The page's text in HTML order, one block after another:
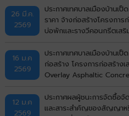
(หน้าศาลาอเนกประสงค์สา
บ้านเป็ด อำเภอเมืองขอนแ
ประกวดราคาอิเล็กทรอนิก
26 มี.ค.
2569
ประกาศเทศบาลเมืองบ้านเป็
ราคา จ้างก่อสร้างโครงกา
บ่อพักและรางวีคอนกรีตเส
ขอนแก่น โดยวิธีคัดเลือก
16 ม.ค
2569
ประกาศเทศบาลเมืองบ้านเ
ก่อสร้าง โครงการก่อสร้าง
Overlay Asphaltic
วัลย์ ถึงถนนเลี่ยงเมือง) ร
ขก.ถ.36007 แยกทางหลวง
12 ม.ค
2569
ประกาศผลผู้ชนะการจัดซื้อ
และสาระสำคัญของสัญญาห